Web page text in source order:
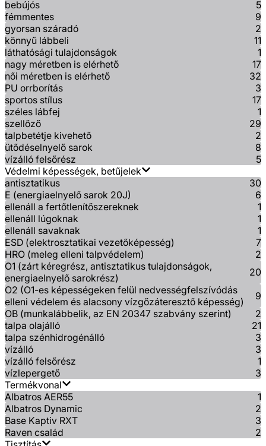
bebújós
5
fémmentes
9
gyorsan száradó
2
könnyű lábbeli
11
láthatósági tulajdonságok
1
nagy méretben is elérhető
17
női méretben is elérhető
32
PU orrborítás
3
sportos stílus
17
széles lábfej
1
szellőző
29
talpbetétje kivehető
2
ütődéselnyelő sarok
8
vízálló felsőrész
5
Védelmi képességek, betűjelek
antisztatikus
30
E (energiaelnyelő sarok 20J)
6
ellenáll a fertőtlenítőszereknek
1
ellenáll lúgoknak
1
ellenáll savaknak
1
ESD (elektrosztatikai vezetőképesség)
7
HRO (meleg elleni talpvédelem)
2
O1 (zárt kéregrész, antisztatikus tulajdonságok,
energiaelnyelő sarokrész)
20
O2 (O1-es képességeken felül nedvességfelszívódás
elleni védelem és alacsony vízgőzáteresztő képesség)
9
OB (munkalábbelik, az EN 20347 szabvány szerint)
2
talpa olajálló
21
talpa szénhidrogénálló
3
vízálló
3
vízálló felsőrész
1
vízlepergető
3
Termékvonal
Albatros AER55
1
Albatros Dynamic
2
Base Kaptiv RXT
3
Raven család
2